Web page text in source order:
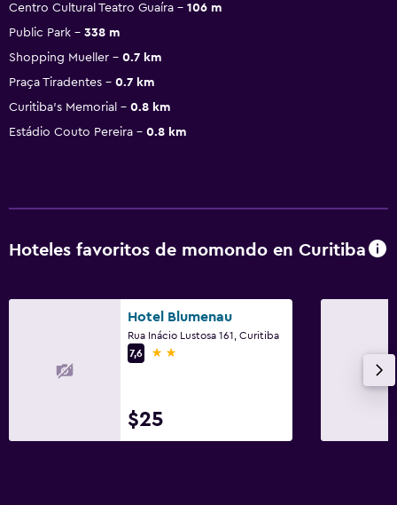
Centro Cultural Teatro Guaíra
106 m
Public Park
338 m
Shopping Mueller
0.7 km
Praça Tiradentes
0.7 km
Curitiba's Memorial
0.8 km
Estádio Couto Pereira
0.8 km
Hoteles favoritos de momondo en Curitiba
Hotel Blumenau
Rua Inácio Lustosa 161, Curitiba
7,6
2 estrellas
$25